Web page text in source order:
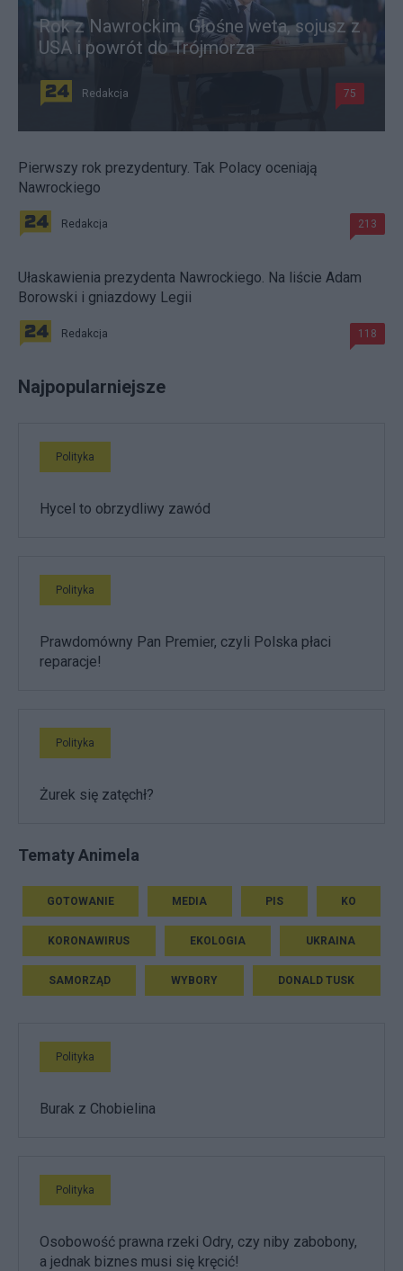
Rok z Nawrockim. Głośne weta, sojusz z
USA i powrót do Trójmorza
Redakcja 75
Pierwszy rok prezydentury. Tak Polacy oceniają
Nawrockiego
Redakcja 213
Ułaskawienia prezydenta Nawrockiego. Na liście Adam
Borowski i gniazdowy Legii
Redakcja 118
Najpopularniejsze
Polityka
Hycel to obrzydliwy zawód
Polityka
Prawdomówny Pan Premier, czyli Polska płaci
reparacje!
Polityka
Żurek się zatęchł?
Tematy Animela
GOTOWANIE MEDIA PIS KO
KORONAWIRUS EKOLOGIA UKRAINA
SAMORZĄD WYBORY DONALD TUSK
Polityka
Burak z Chobielina
Polityka
Osobowość prawna rzeki Odry, czy niby zabobony,
a jednak biznes musi się kręcić!